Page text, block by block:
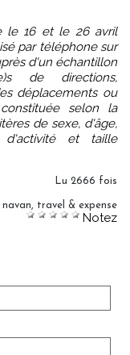
le 16 et le 26 avril
par téléphone sur
d'un échantillon
de directions,
déplacements ou
selon la
de sexe, d'âge,
et taille
Lu 2666 fois
navan, travel & expense
Notez